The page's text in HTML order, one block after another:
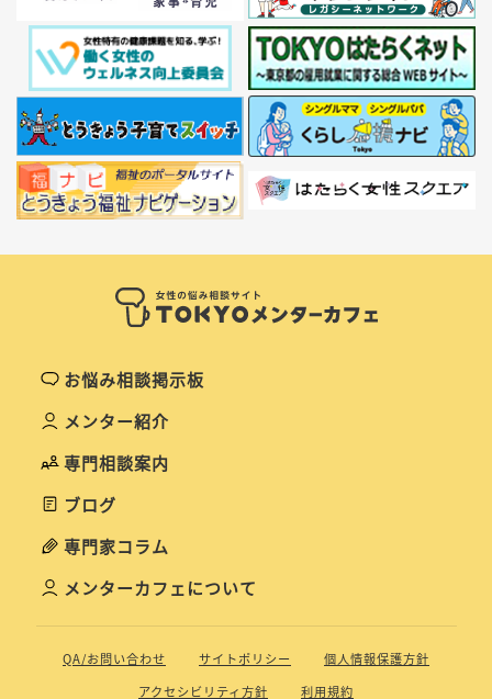
お悩み相談掲示板
メンター紹介
専門相談案内
ブログ
専門家コラム
メンターカフェについて
QA/お問い合わせ サイトポリシー
個人情報保護方針
アクセシビリティ方針
利用規約